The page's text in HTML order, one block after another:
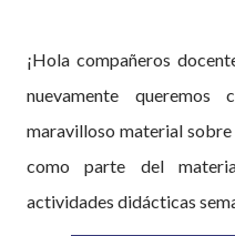
¡Hola compañeros
nuevamente
maravilloso material
como parte del
actividades didácticas